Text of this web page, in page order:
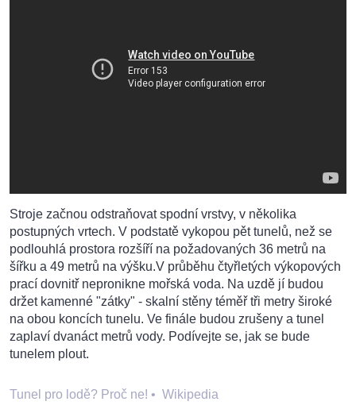
Stroje začnou odstraňovat spodní vrstvy, v několika
postupných vrtech. V podstatě vykopou pět tunelů, než se
podlouhlá prostora rozšíří na požadovaných 36 metrů na
šířku a 49 metrů na výšku.V průběhu čtyřletých výkopových
prací dovnitř nepronikne mořská voda. Na uzdě jí budou
držet kamenné "zátky" - skalní stěny téměř tři metry široké
na obou koncích tunelu. Ve finále budou zrušeny a tunel
zaplaví dvanáct metrů vody. Podívejte se, jak se bude
tunelem plout.
Tunel pro lodě? Proč ne! • Wikipedia